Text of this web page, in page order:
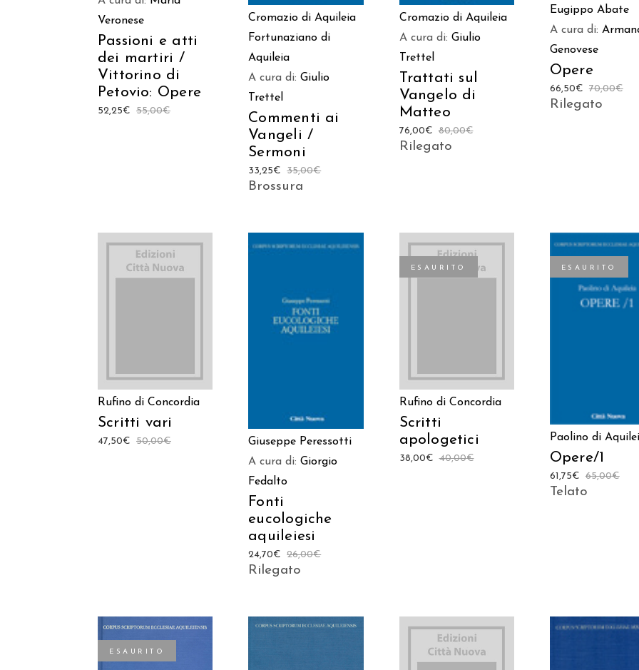
Veronese
Passioni e atti
dei martiri /
Vittorino di
Petovio: Opere
55,00€
52,25€
Cromazio di Aquileia
Fortunaziano di
Aquileia
A cura di:Giulio
Trettel
Commenti ai
Vangeli /
Sermoni
35,00€
33,25€
Brossura
Cromazio di Aquileia
A cura di: Giulio
Trettel
Trattati sul
Vangelo di
Matteo
80,00€
76,00€
Rilegato
Eugippo Abate
A cura di:
Genovese
Opere
70,00€
66,50€
Rilegato
Rufino di Concordia
Scritti vari
50,00€
47,50€
AGGIUNGI AL
Giuseppe Peressotti
A cura di:Giorgio
Fedalto
Fonti
eucologiche
aquileiesi
26,00€
24,70€
Rilegato
ESAURITO
Rufino di Concordia
Scritti
apologetici
40,00€
38,00€
ESAURITO
Paolino di
Opere/1
65,00€
61,75€
Telato
ESAURITO